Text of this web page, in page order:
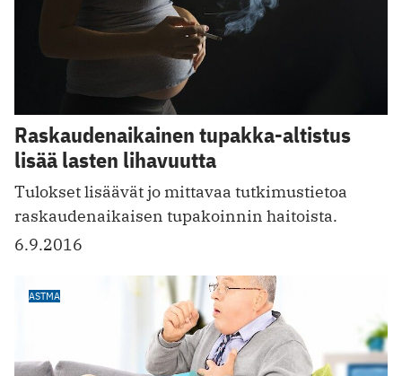
Raskaudenaikainen tupakka-altistus
lisää lasten lihavuutta
Tulokset lisäävät jo mittavaa tutkimustietoa
raskaudenaikaisen tupakoinnin haitoista.
6.9.2016
ASTMA